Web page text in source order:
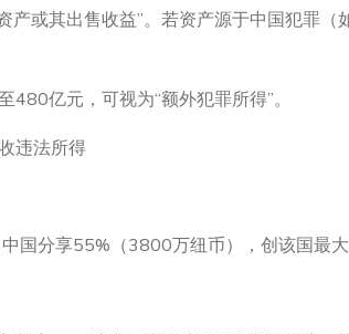
或其出售收益”。若资产源于中国犯罪（
亿元，可视为“额外犯罪所得”。
违法所得
国分享55%（3800万纽币），创该国最